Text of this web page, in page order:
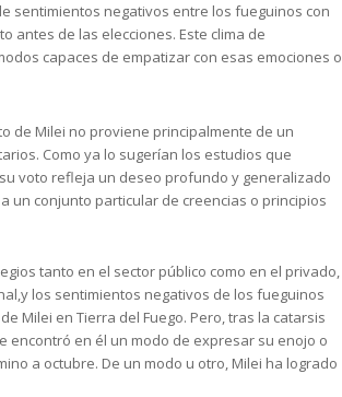
sentimientos negativos entre los fueguinos con
antes de las elecciones. Este clima de
capaces de empatizar con esas emociones o
de Milei no proviene principalmente de un
Como ya lo sugerían los estudios que
voto refleja un deseo profundo y generalizado
un conjunto particular de creencias o principios
tanto en el sector público como en el privado,
los sentimientos negativos de los fueguinos
Milei en Tierra del Fuego. Pero, tras la catarsis
en él un modo de expresar su enojo o
a octubre. De un modo u otro, Milei ha logrado